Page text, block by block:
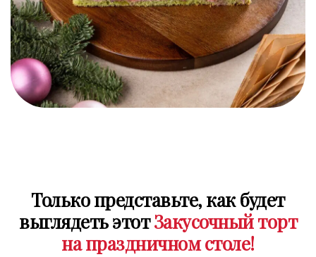
Только представьте, как будет
выглядеть этотЗакусочный торт
на праздничном столе!